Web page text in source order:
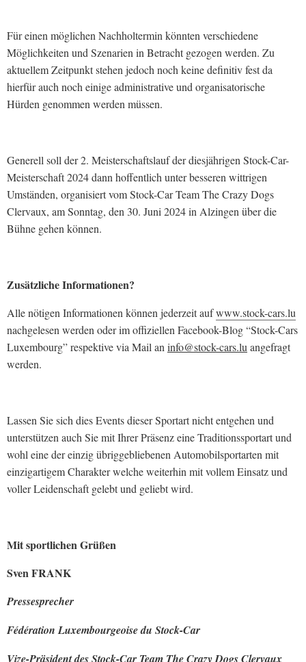
Für einen möglichen Nachholtermin könnten verschiedene
Möglichkeiten und Szenarien in Betracht gezogen werden. Zu
aktuellem Zeitpunkt stehen jedoch noch keine definitiv fest da
hierfür auch noch einige administrative und organisatorische
Hürden genommen werden müssen.
Generell soll der 2. Meisterschaftslauf der diesjährigen Stock-Car-
Meisterschaft 2024 dann hoffentlich unter besseren wittrigen
Umständen, organisiert vom Stock-Car Team The Crazy Dogs
Clervaux, am Sonntag, den 30. Juni 2024 in Alzingen über die
Bühne gehen können.
Zusätzliche Informationen?
Alle nötigen Informationen können jederzeit aufwww.stock-cars.lu
nachgelesen werden oder im offiziellen Facebook-Blog “Stock-Cars
Luxembourg” respektive via Mail an info@stock-cars.lu angefragt
werden.
Lassen Sie sich dies Events dieser Sportart nicht entgehen und
unterstützen auch Sie mit Ihrer Präsenz eine Traditionssportart und
wohl eine der einzig übriggebliebenen Automobilsportarten mit
einzigartigem Charakter welche weiterhin mit vollem Einsatz und
voller Leidenschaft gelebt und geliebt wird.
Mit sportlichen Grüßen
Sven FRANK
Pressesprecher
Fédération Luxembourgeoise du Stock-Car
Vize-Präsident des Stock-Car Team The Crazy Dogs Clervaux